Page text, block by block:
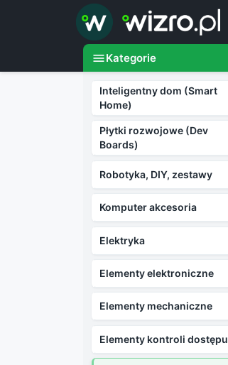
menuKategorie
Inteligentny dom (Smart
Home)
Płytki rozwojowe (Dev
Boards)
Robotyka, DIY, zestawy
Komputer akcesoria
Elektryka
Elementy elektroniczne
Elementy mechaniczne
Elementy kontroli dostępu